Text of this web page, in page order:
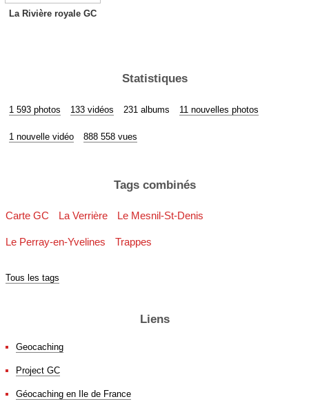
La Rivière royale GC
Statistiques
1 593 photos 133 vidéos 231 albums 11 nouvelles photos
1 nouvelle vidéo 888 558 vues
Tags combinés
Carte GC La Verrière Le Mesnil-St-Denis
Le Perray-en-Yvelines Trappes
Tous les tags
Liens
Geocaching
Project GC
Géocaching en Ile de France